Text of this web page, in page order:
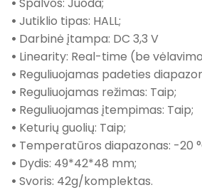
• Jutiklio tipas: HALL;
• Darbinė įtampa: DC 3,3 V
• Linearity: Real-time (be
• Reguliuojamas padeties
• Reguliuojamas režimas: Taip;
• Reguliuojamas įtempimas: Taip;
• Keturių guolių: Taip;
• Temperatūros diapazonas: -20
• Dydis: 49*42*48 mm;
• Svoris: 42g/komplektas.